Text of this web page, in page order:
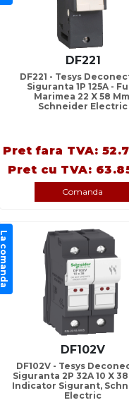
DF221
DF221 - Tesys
Siguranta 1P 125A -
Marimea 22 X 58
Schneider Electric
Pret fara TVA:
Pret cu TVA:
Comanda
La comanda
DF102V
DF102V - Tesys
Siguranta 2P 32A 10 X
Indicator Sigurant,
Electric